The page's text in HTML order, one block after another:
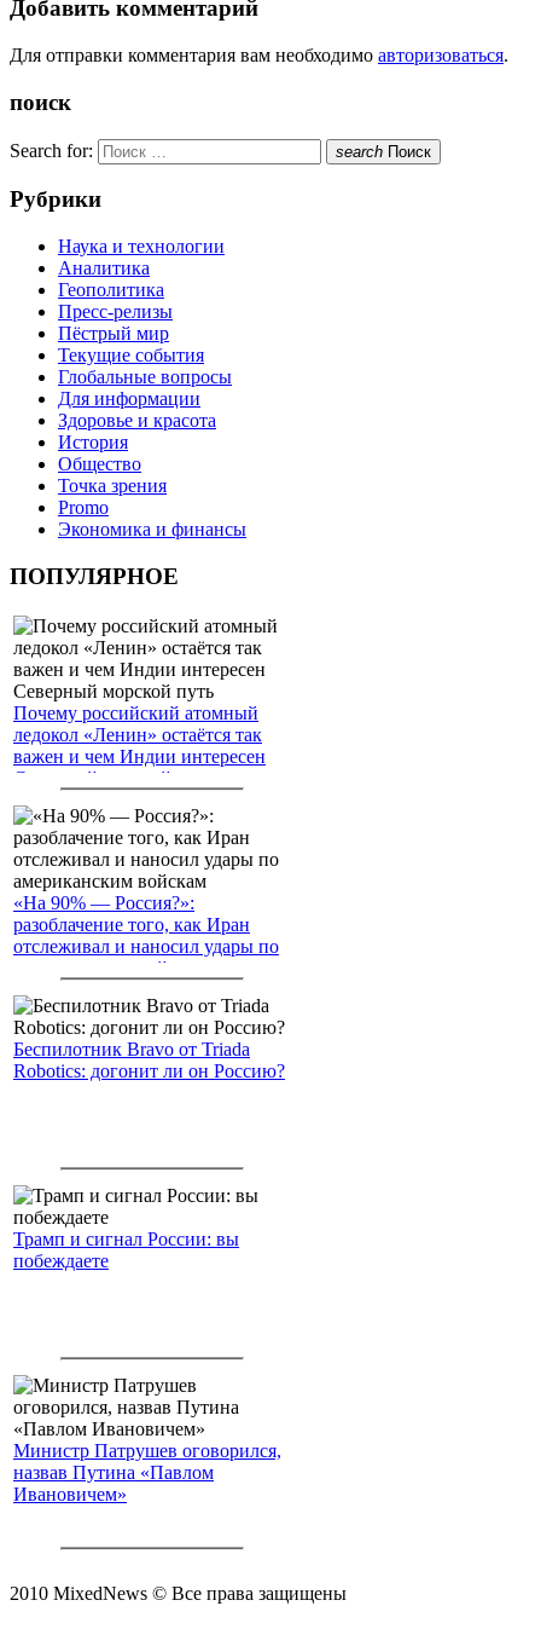
Добавить комментарий
Для отправки комментария вам необходимо авторизоваться.
поиск
Search for: search Поиск
Рубрики
Наука и технологии
Аналитика
Геополитика
Пресс-релизы
Пёстрый мир
Текущие события
Глобальные вопросы
Для информации
Здоровье и красота
История
Общество
Точка зрения
Promo
Экономика и финансы
ПОПУЛЯРНОЕ
Почему российский атомный
ледокол «Ленин» остаётся так
важен и чем Индии интересен
Северный морской путь
«На 90% — Россия?»:
разоблачение того, как Иран
отслеживал и наносил удары по
американским войскам
Беспилотник Bravo от Triada
Robotics: догонит ли он Россию?
Трамп и сигнал России: вы
побеждаете
Министр Патрушев оговорился,
назвав Путина «Павлом
Ивановичем»
2010 MixedNews © Все права защищены